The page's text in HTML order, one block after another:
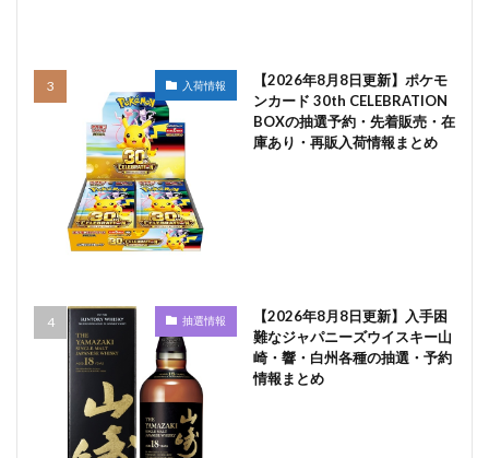
入荷情報
【2026年8月8日更新】ポケモ
ンカード 30th CELEBRATION
BOXの抽選予約・先着販売・在
庫あり・再販入荷情報まとめ
抽選情報
【2026年8月8日更新】入手困
難なジャパニーズウイスキー山
崎・響・白州各種の抽選・予約
情報まとめ